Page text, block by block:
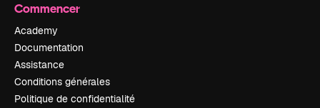
Commencer
Academy
Documentation
Assistance
Conditions générales
Politique de confidentialité